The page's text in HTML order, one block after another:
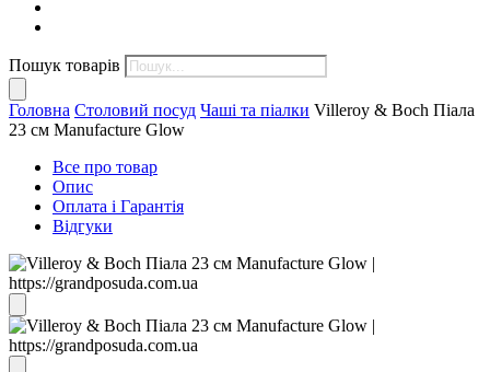
Пошук товарів
Головна Столовий посуд Чаші та піалки Villeroy & Boch Піала
23 см Manufacture Glow
Все про товар
Опис
Оплата і Гарантія
Відгуки